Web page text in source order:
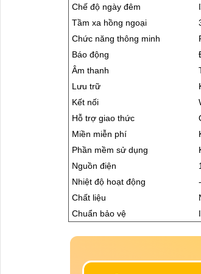
Chế độ ngày đêm
Tầm xa hồng ngoại
Chức năng thông minh
Báo động
Âm thanh
Lưu trữ
Kết nối
Hỗ trợ giao thức
Miền miễn phí
Phần mềm sử dụng
Nguồn điện
Nhiệt độ hoạt động
Chất liệu
Chuẩn bảo vệ